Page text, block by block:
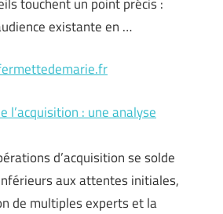
existante en …
l’acquisition : une analyse
d’acquisition se solde
aux attentes initiales,
de multiples experts et la